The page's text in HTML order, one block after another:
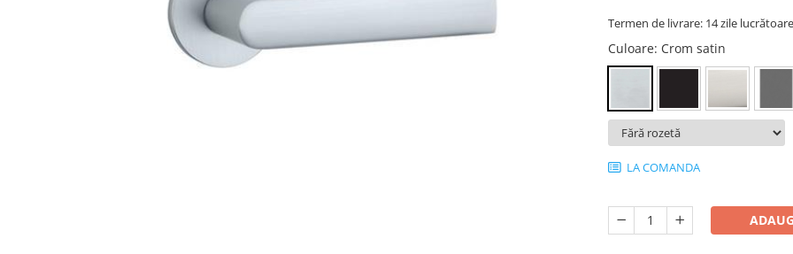
Termen de livrare: 14 zile
Culoare: Crom satin
LA COMANDA